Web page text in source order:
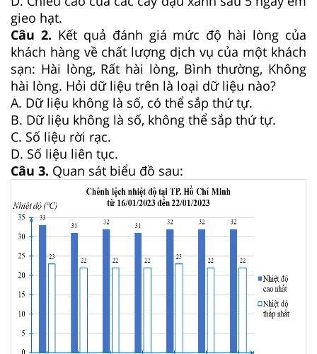
gieo hạt.
Câu 2. Kết quả đánh giá mức độ hài lòng của
khách hàng về chất lượng dịch vụ của một khách
sạn: Hài lòng, Rất hài lòng, Bình thường, Không
hài lòng. Hỏi dữ liệu trên là loại dữ liệu nào?
A. Dữ liệu không là số, có thể sắp thứ tự.
B. Dữ liệu không là số, không thể sắp thứ tự.
C. Số liệu rời rạc.
D. Số liệu liên tục.
Câu 3. Quan sát biểu đồ sau: